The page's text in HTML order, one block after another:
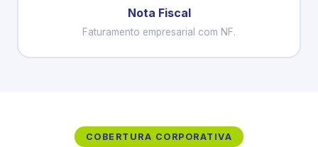
Nota Fiscal
Faturamento empresarial com NF.
COBERTURA CORPORATIVA